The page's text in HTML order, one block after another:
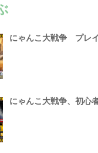
にゃんこ大戦争 プレイ
にゃんこ大戦争、初心